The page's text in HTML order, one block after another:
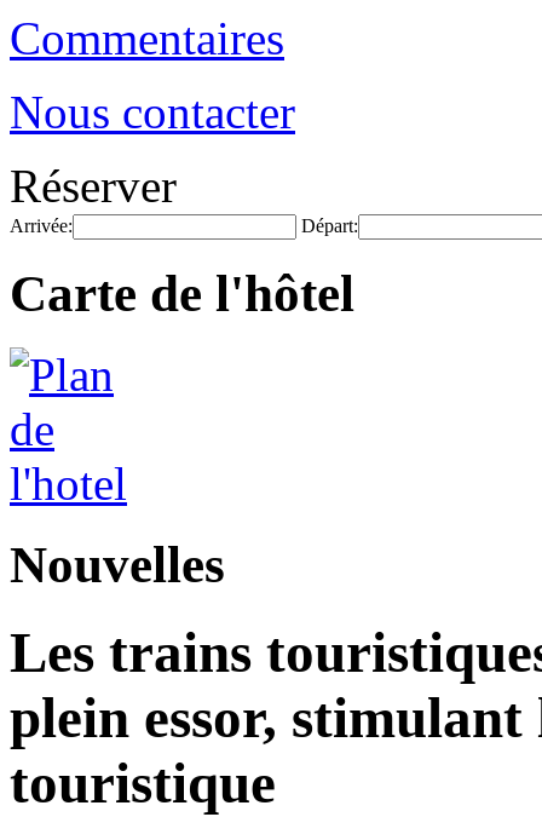
Commentaires
Nous contacter
Réserver
Arrivée: Départ:
Carte de l'hôtel
Nouvelles
Les trains
plein essor,
touristique